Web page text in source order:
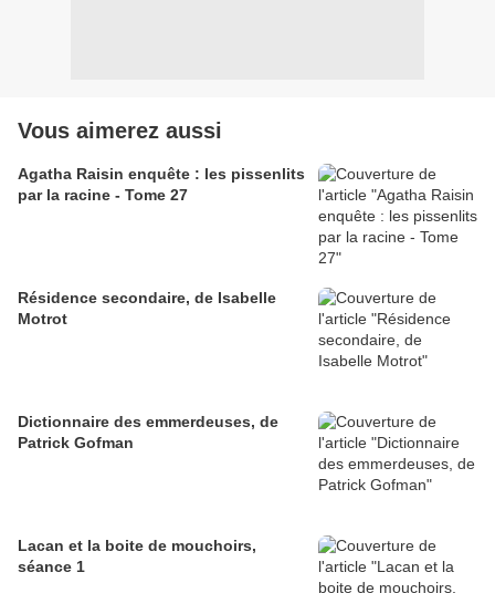
Vous aimerez aussi
Agatha Raisin enquête : les pissenlits
par la racine - Tome 27
Résidence secondaire, de Isabelle
Motrot
Dictionnaire des emmerdeuses, de
Patrick Gofman
Lacan et la boite de mouchoirs,
séance 1